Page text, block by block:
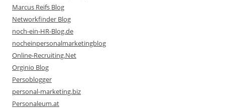
Marcus Reifs Blog
Networkfinder Blog
noch-ein-HR-Blog.de
nocheinpersonalmarketingblog
Online-Recruiting.Net
Orginio Blog
Persoblogger
personal-marketing.biz
Personaleum.at